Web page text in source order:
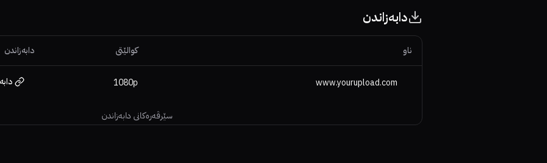
دابەزاندن
سێرڤەرەکانی دابەزاندن
ناو کوالێتی دابەزاندن
www.yourupload.com
1080p